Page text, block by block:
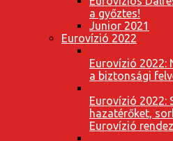
a győztes!
Junior 2021
Eurovízió 2022
Eurovízió 2022:
a biztonsági
Eurovízió 2022:
hazatérőket,
Eurovízió